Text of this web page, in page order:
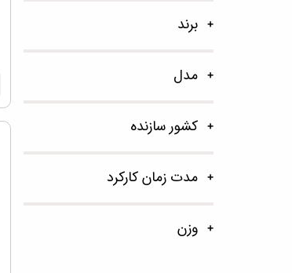
برند
مدل
کشور سازنده
مدت زمان کارکرد
وزن